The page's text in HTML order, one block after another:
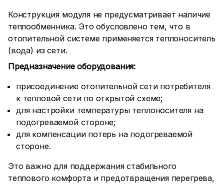
Конструкция модуля не предусматривает наличие
теплообменника. Это обусловлено тем, что в
отопительной системе применяется теплоноситель
(вода) из сети.
Предназначение оборудования:
присоединение отопительной сети потребителя
к тепловой сети по открытой схеме;
для настройки температуры теплоносителя на
подогреваемой стороне;
для компенсации потерь на подогреваемой
стороне.
Это важно для поддержания стабильного
теплового комфорта и предотвращения перегрева,